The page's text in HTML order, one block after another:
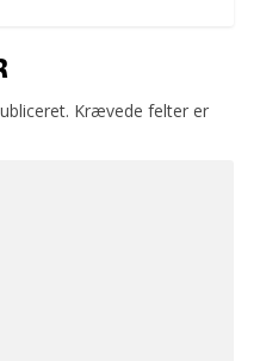
Krævede felter er